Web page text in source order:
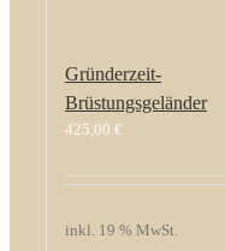
Gründerzeit-
Brüstungsgeländer
425,00 €
inkl. 19 % MwSt.